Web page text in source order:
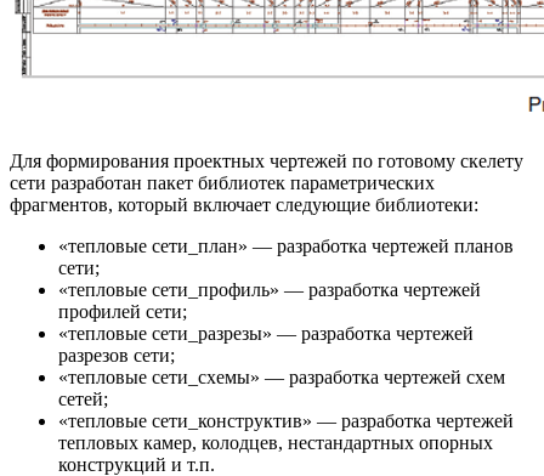
Для формирования проектных чертежей по готовому скелету
сети разработан пакет библиотек параметрических
фрагментов, который включает следующие библиотеки:
«тепловые сети_план» — разработка чертежей планов
сети;
«тепловые сети_профиль» — разработка чертежей
профилей сети;
«тепловые сети_разрезы» — разработка чертежей
разрезов сети;
«тепловые сети_схемы» — разработка чертежей схем
сетей;
«тепловые сети_конструктив» — разработка чертежей
тепловых камер, колодцев, нестандартных опорных
конструкций и т.п.